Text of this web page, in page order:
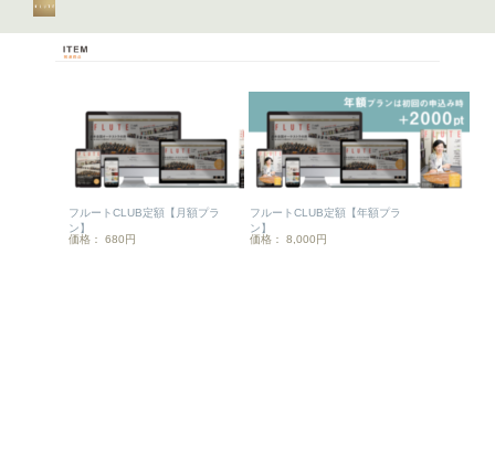
フルートCLUB定額【月額プラ
ン】
価格： 680円
フルートCLUB定額【年額プラ
ン】
価格： 8,000円